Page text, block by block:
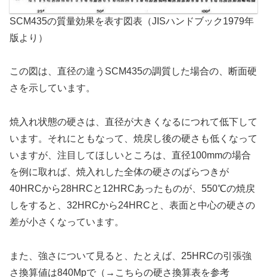
SCM435の質量効果を表す図表（JISハンドブック1979年
版より）
この図は、直径の違うSCM435の調質した場合の、断面硬
さを示しています。
焼入れ状態の硬さは、直径が大きくなるにつれて低下して
います。それにともなって、焼戻し後の硬さも低くなって
いますが、注目してほしいところは、直径100mmの場合
を例に取れば、焼入れした全体の硬さのばらつきが
40HRCから28HRCと12HRCあったものが、550℃の焼戻
しをすると、32HRCから24HRCと、表面と中心の硬さの
差が小さくなっています。
また、強さについて見ると、たとえば、25HRCの引張強
さ換算値は840Mpで（→こちらの硬さ換算表を参考